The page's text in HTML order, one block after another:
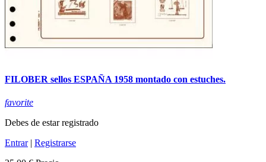
FILOBER sellos ESPAÑA 1958 montado con estuches.
favorite
Debes de estar registrado
Entrar| Registrarse